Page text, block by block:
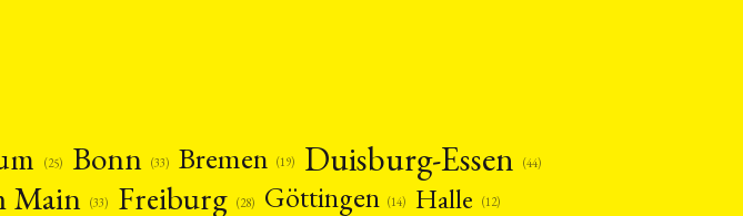
(25) Bonn (33) Bremen (19) Duisburg-Essen (44)
Main (33) Freiburg (28) Göttingen (14) Halle (12)